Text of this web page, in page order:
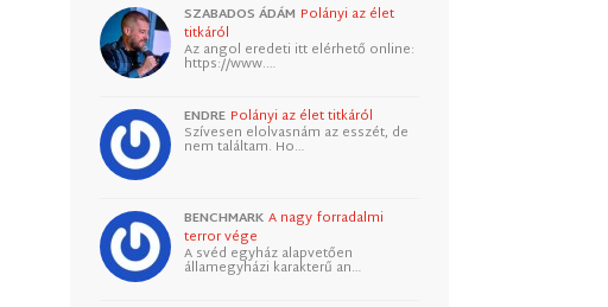
SZABADOS ÁDÁM Polányi az élet
titkáról
Az angol eredeti itt elérhető online:
https://www.…
ENDRE Polányi az élet titkáról
Szívesen elolvasnám az esszét, de
nem találtam. Ho…
BENCHMARK A nagy forradalmi
terror vége
A svéd egyház alapvetően
államegyházi karakterű an…